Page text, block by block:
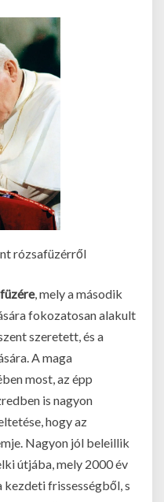
rózsafüzérről
, mely a második
fokozatosan alakult
szeretett, és a
A maga
most, az épp
is nagyon
hogy az
Nagyon jól beleillik
útjába, mely 2000 év
frissességből, s